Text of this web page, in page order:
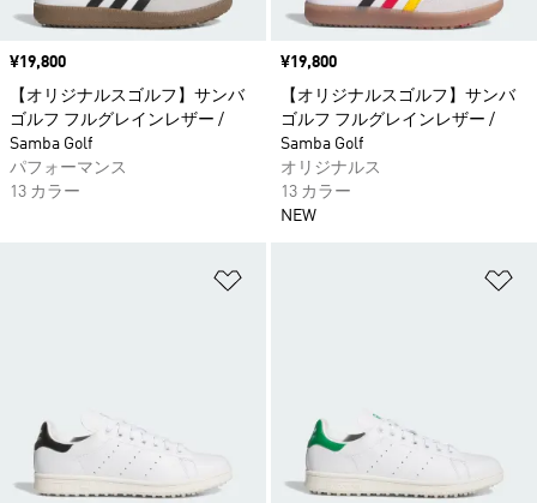
価格
¥19,800
【オリジナルスゴルフ】サンバ
ゴルフ フルグレインレザー /
Samba Golf
パフォーマンス
13 カラー
価格
¥19,800
【オリジナルスゴルフ】サンバ
ゴルフ フルグレインレザー /
Samba Golf
オリジナルス
13 カラー
NEW